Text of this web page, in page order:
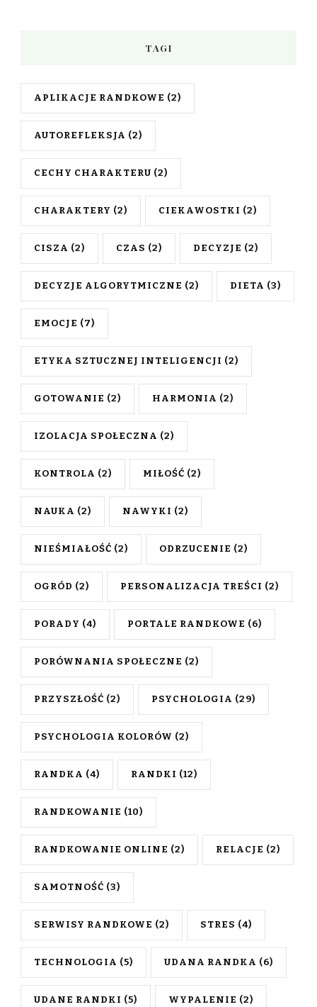
TAGI
APLIKACJE RANDKOWE (2)
AUTOREFLEKSJA (2)
CECHY CHARAKTERU (2)
CHARAKTERY (2) CIEKAWOSTKI (2)
CISZA (2) CZAS (2) DECYZJE (2)
DECYZJE ALGORYTMICZNE (2) DIETA (3)
EMOCJE (7)
ETYKA SZTUCZNEJ INTELIGENCJI (2)
GOTOWANIE (2) HARMONIA (2)
IZOLACJA SPOŁECZNA (2)
KONTROLA (2) MIŁOŚĆ (2)
NAUKA (2) NAWYKI (2)
NIEŚMIAŁOŚĆ (2) ODRZUCENIE (2)
OGRÓD (2) PERSONALIZACJA TREŚCI (2)
PORADY (4) PORTALE RANDKOWE (6)
PORÓWNANIA SPOŁECZNE (2)
PRZYSZŁOŚĆ (2) PSYCHOLOGIA (29)
PSYCHOLOGIA KOLORÓW (2)
RANDKA (4) RANDKI (12)
RANDKOWANIE (10)
RANDKOWANIE ONLINE (2) RELACJE (2)
SAMOTNOŚĆ (3)
SERWISY RANDKOWE (2) STRES (4)
TECHNOLOGIA (5) UDANA RANDKA (6)
UDANE RANDKI (5) WYPALENIE (2)